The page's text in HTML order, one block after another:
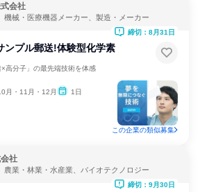
会社
機械・医療機器メーカー、製造・メーカー
ンプル郵送!体験型化学素
高分子」の最先端技術を体感
月・11月・12月 1日
締切：8月31日
この企業の類似募集
社
農業・林業・水産業、バイオテクノロジー
締切：9月30日